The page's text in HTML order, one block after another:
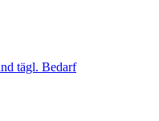
tägl. Bedarf